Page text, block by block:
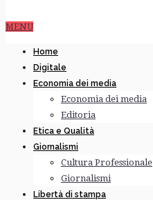
MENU
Home
Digitale
Economia dei media
Economia dei media
Editoria
Etica e Qualità
Giornalismi
Cultura Professionale
Giornalismi
Libertà di stampa